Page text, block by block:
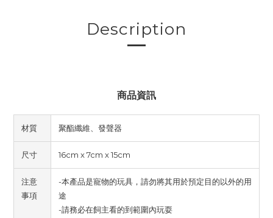
Description
商品資訊
材質 聚酯纖維、發聲器
尺寸 16cm x 7cm x 15cm
注意
事項
-本產品是寵物的玩具，請勿將其用於預定目的以外的用
途
-請務必在飼主看的到範圍內玩耍